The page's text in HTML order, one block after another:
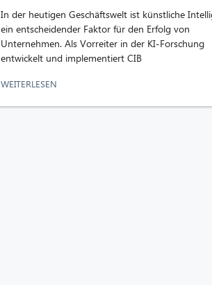
In der heutigen Geschäftswelt ist künstliche
ein entscheidender Faktor für den Erfolg von
Unternehmen. Als Vorreiter in der KI-Forschung
entwickelt und implementiert CIB
WEITERLESEN